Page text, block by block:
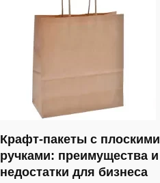
Крафт-пакеты с плоскими
ручками: преимущества и
недостатки для бизнеса